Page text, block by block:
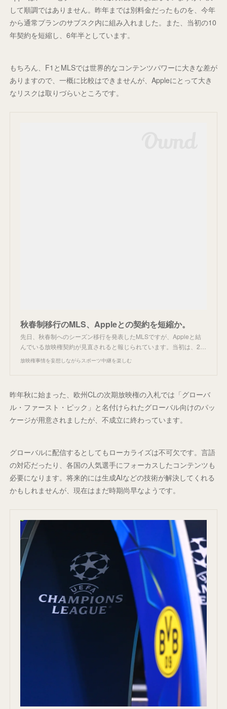
して順調ではありません。昨年までは別料金だったものを、今年
から通常プランのサブスク内に組み入れました。また、当初の10
年契約を短縮し、6年半としています。
もちろん、F1とMLSでは世界的なコンテンツパワーに大きな差が
ありますので、一概に比較はできませんが、Appleにとって大き
なリスクは取りづらいところです。
秋春制移行のMLS、Appleとの契約を短縮か。
先日、秋春制へのシーズン移行を発表したMLSですが、Appleと結
んでいる放映権契約が見直されると報じられています。当初は、2…
放映権事情を妄想しながらスポーツ中継を楽しむ
昨年秋に始まった、欧州CLの次期放映権の入札では「グローバ
ル・ファースト・ピック」と名付けられたグローバル向けのパッ
ケージが用意されましたが、不成立に終わっています。
グローバルに配信するとしてもローカライズは不可欠です。言語
の対応だったり、各国の人気選手にフォーカスしたコンテンツも
必要になります。将来的には生成AIなどの技術が解決してくれる
かもしれませんが、現在はまだ時期尚早なようです。